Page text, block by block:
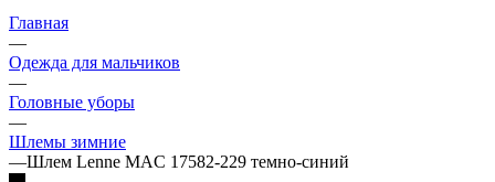
Главная
—
Одежда для мальчиков
—
Головные уборы
—
Шлемы зимние
—Шлем Lenne MAC 17582-229 темно-синий